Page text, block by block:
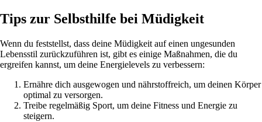
Tips zur Selbsthilfe bei Müdigkeit
Wenn du feststellst, dass deine Müdigkeit auf einen ungesunden
Lebensstil zurückzuführen ist, gibt es einige Maßnahmen, die du
ergreifen kannst, um deine Energielevels zu verbessern:
Ernähre dich ausgewogen und nährstoffreich, um deinen Körper
optimal zu versorgen.
Treibe regelmäßig Sport, um deine Fitness und Energie zu
steigern.